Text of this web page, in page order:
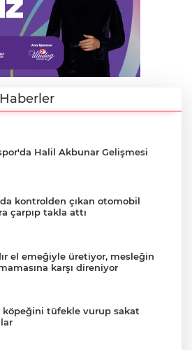
Halil Akbunar Gelişmesi
kontrolden çıkan otomobil
çarpıp takla attı
el emeğiyle üretiyor, mesleğin
karşı direniyor
köpeğini tüfekle vurup sakat